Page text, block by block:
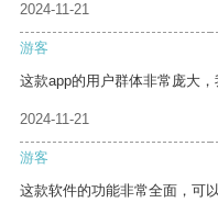
2024-11-21
游客
这款app的用户群体非常庞大
2024-11-21
游客
这款软件的功能非常全面，可